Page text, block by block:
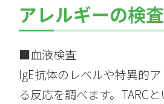
アレルギーの検査
■血液検査
IgE抗体のレベルや特異的
る反応を調べます。TARC